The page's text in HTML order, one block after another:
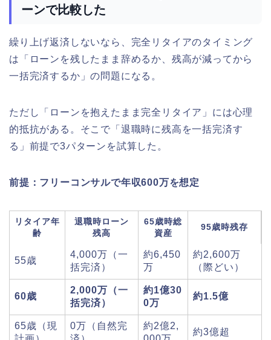
ーンで比較した
繰り上げ返済しないなら、完全リタイアのタイミング
は「ローンを残したまま辞めるか、残高が減ってから
一括完済するか」の問題になる。
ただし「ローンを抱えたまま完全リタイア」には心理
的抵抗がある。そこで「退職時に残高を一括完済す
る」前提で3パターンを試算した。
前提：フリーコンサルで年収600万を想定
リタイア年
齢
退職時ローン
残高
65歳時総
資産
95歳時残存
55歳
4,000万（一
括完済）
約6,450
万
約2,600万
（際どい）
60歳
2,000万（一
括完済）
約1億30
0万
約1.5億
65歳（現
0万（自然完
約2億2,
約3億超